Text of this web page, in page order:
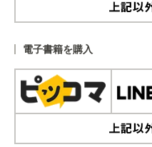
電子書籍を購入